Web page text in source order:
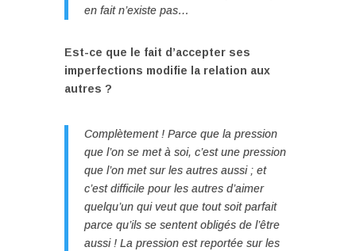
en fait n’existe pas…
Est-ce que le fait d’accepter ses
imperfections modifie la relation aux
autres ?
Complètement ! Parce que la pression
que l’on se met à soi, c’est une pression
que l’on met sur les autres aussi ; et
c’est difficile pour les autres d’aimer
quelqu’un qui veut que tout soit parfait
parce qu’ils se sentent obligés de l’être
aussi ! La pression est reportée sur les